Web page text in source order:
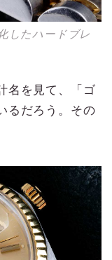
したハードブレ
名を見て、「ゴ
るだろう。その